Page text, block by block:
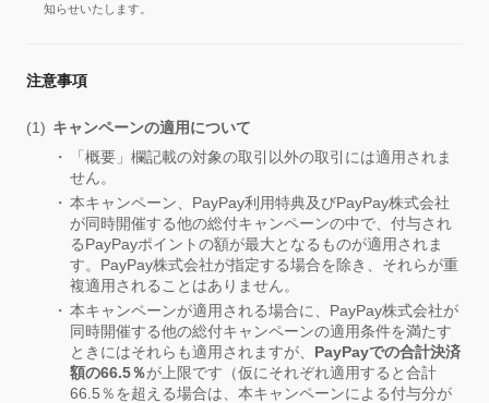
知らせいたします。
注意事項
キャンペーンの適用について
「概要」欄記載の対象の取引以外の取引には適用されま
せん。
本キャンペーン、PayPay利用特典及びPayPay株式会社
が同時開催する他の総付キャンペーンの中で、付与され
るPayPayポイントの額が最大となるものが適用されま
す。PayPay株式会社が指定する場合を除き、それらが重
複適用されることはありません。
本キャンペーンが適用される場合に、PayPay株式会社が
同時開催する他の総付キャンペーンの適用条件を満たす
ときにはそれらも適用されますが、 PayPayでの合計決済
額の66.5％が上限です（仮にそれぞれ適用すると合計
66.5％を超える場合は、本キャンペーンによる付与分が